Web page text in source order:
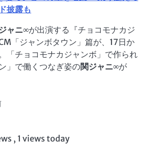
披露も
ャニ∞が出演する『チョコモナカジ
「ジャンボタウン」篇が、17日か
「チョコモナカジャンボ」で作られ
」で働くつなぎ姿の関ジャニ∞が
, 1 views today